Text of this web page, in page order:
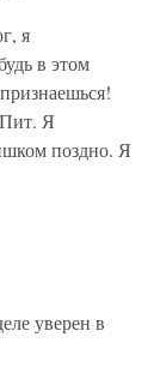
я
в этом
Я
поздно. Я
уверен в